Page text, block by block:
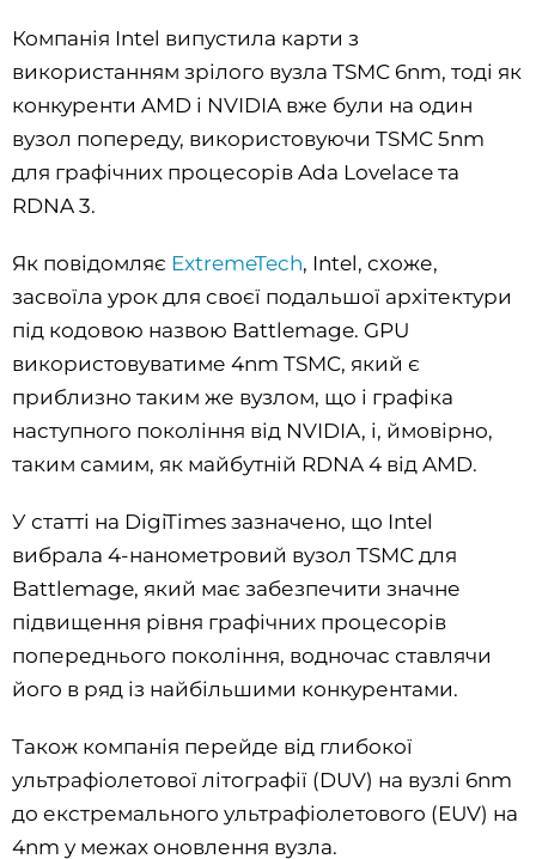
Компанія Intel випустила карти з
використанням зрілого вузла TSMC 6nm, тоді як
конкуренти AMD і NVIDIA вже були на один
вузол попереду, використовуючи TSMC 5nm
для графічних процесорів Ada Lovelace та
RDNA 3.
Як повідомляє ExtremeTech, Intel, схоже,
засвоїла урок для своєї подальшої архітектури
під кодовою назвою Battlemage. GPU
використовуватиме 4nm TSMC, який є
приблизно таким же вузлом, що і графіка
наступного покоління від NVIDIA, і, ймовірно,
таким самим, як майбутній RDNA 4 від AMD.
У статті на DigiTimes зазначено, що Intel
вибрала 4-нанометровий вузол TSMC для
Battlemage, який має забезпечити значне
підвищення рівня графічних процесорів
попереднього покоління, водночас ставлячи
його в ряд із найбільшими конкурентами.
Також компанія перейде від глибокої
ультрафіолетової літографії (DUV) на вузлі 6nm
до екстремального ультрафіолетового (EUV) на
4nm у межах оновлення вузла.